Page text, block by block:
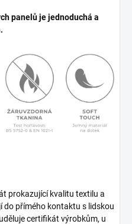
panelů je jednoduchá a
prokazující kvalitu textilu a
do přímého kontaktu s lidskou
certifikát výrobkům, u